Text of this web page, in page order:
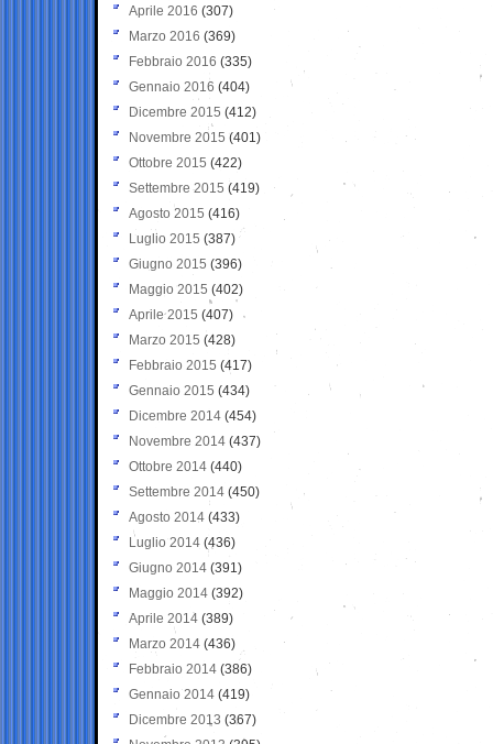
Aprile 2016 (307)
Marzo 2016 (369)
Febbraio 2016 (335)
Gennaio 2016 (404)
Dicembre 2015 (412)
Novembre 2015 (401)
Ottobre 2015 (422)
Settembre 2015 (419)
Agosto 2015 (416)
Luglio 2015 (387)
Giugno 2015 (396)
Maggio 2015 (402)
Aprile 2015 (407)
Marzo 2015 (428)
Febbraio 2015 (417)
Gennaio 2015 (434)
Dicembre 2014 (454)
Novembre 2014 (437)
Ottobre 2014 (440)
Settembre 2014 (450)
Agosto 2014 (433)
Luglio 2014 (436)
Giugno 2014 (391)
Maggio 2014 (392)
Aprile 2014 (389)
Marzo 2014 (436)
Febbraio 2014 (386)
Gennaio 2014 (419)
Dicembre 2013 (367)